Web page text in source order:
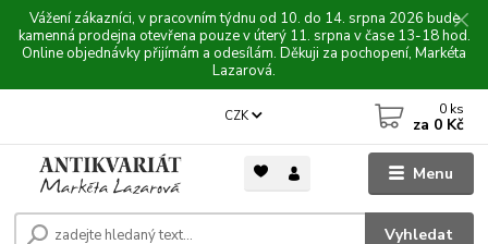
Vážení zákazníci, v pracovním týdnu od 10. do 14. srpna 2026 bude
kamenná prodejna otevřena pouze v úterý 11. srpna v čase 13-18 hod.
Online objednávky přijímám a odesílám. Děkuji za pochopení, Markéta
Lazarová.
Menu
CZK
Vyhledat
0 ks
za 0 Kč